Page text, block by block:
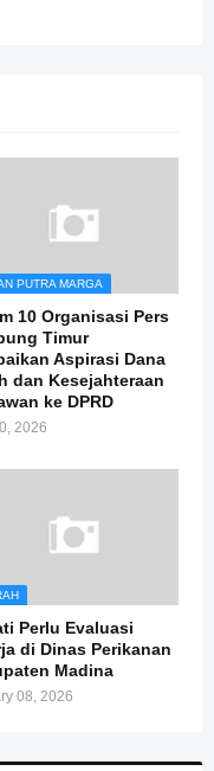
PUTRA MARGA
10 Organisasi Pers
Timur
Aspirasi Dana
dan Kesejahteraan
ke DPRD
2026
Perlu Evaluasi
di Dinas Perikanan
Madina
08, 2026